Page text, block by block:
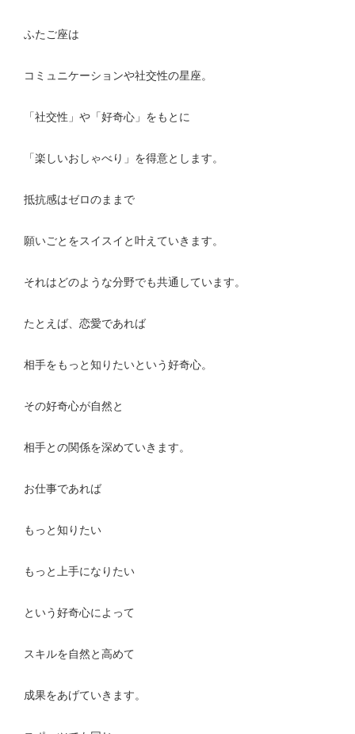
ふたご座は
コミュニケーションや社交性の星座。
「社交性」や「好奇心」をもとに
「楽しいおしゃべり」を得意とします。
抵抗感はゼロのままで
願いごとをスイスイと叶えていきます。
それはどのような分野でも共通しています。
たとえば、恋愛であれば
相手をもっと知りたいという好奇心。
その好奇心が自然と
相手との関係を深めていきます。
お仕事であれば
もっと知りたい
もっと上手になりたい
という好奇心によって
スキルを自然と高めて
成果をあげていきます。